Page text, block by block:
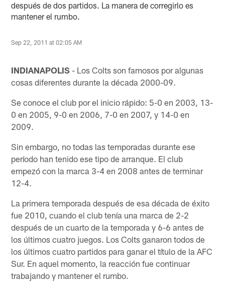
después de dos partidos. La manera de corregirlo es
mantener el rumbo.
Sep 22, 2011 at 02:05 AM
INDIANAPOLIS - Los Colts son famosos por algunas
cosas diferentes durante la década 2000-09.
Se conoce el club por el inicio rápido: 5-0 en 2003, 13-
0 en 2005, 9-0 en 2006, 7-0 en 2007, y 14-0 en
2009.
Sin embargo, no todas las temporadas durante ese
período han tenido ese tipo de arranque. El club
empezó con la marca 3-4 en 2008 antes de terminar
12-4.
La primera temporada después de esa década de éxito
fue 2010, cuando el club tenía una marca de 2-2
después de un cuarto de la temporada y 6-6 antes de
los últimos cuatro juegos. Los Colts ganaron todos de
los últimos cuatro partidos para ganar el título de la AFC
Sur. En aquel momento, la reacción fue continuar
trabajando y mantener el rumbo.